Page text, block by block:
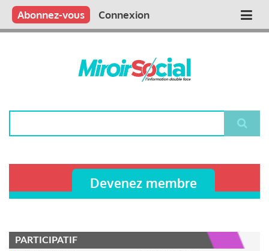
Aller
contenu
Main
Qui sommes nous ?
Vous publiez
Nous publions
Contactez-nous
Abonnez-vous Connexion
Devenez membre
PARTICIPATIF